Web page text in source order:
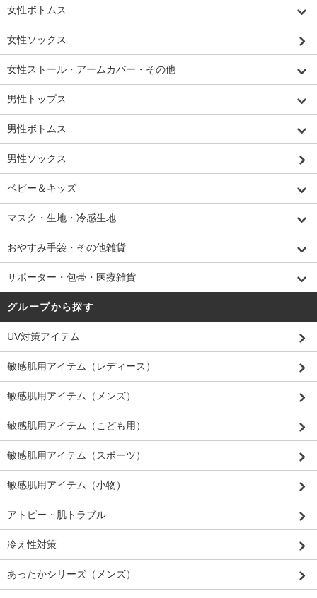
女性ボトムス
女性ソックス
女性ストール・アームカバー・その他
男性トップス
男性ボトムス
男性ソックス
ベビー＆キッズ
マスク・生地・冷感生地
おやすみ手袋・その他雑貨
サポーター・包帯・医療雑貨
グループから探す
UV対策アイテム
敏感肌用アイテム（レディース）
敏感肌用アイテム（メンズ）
敏感肌用アイテム（こども用）
敏感肌用アイテム（スポーツ）
敏感肌用アイテム（小物）
アトピー・肌トラブル
冷え性対策
あったかシリーズ（メンズ）